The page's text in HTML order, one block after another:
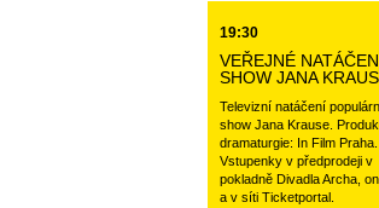
19:30
VEŘEJNÉ
SHOW JANA
Televizní natáčení
show Jana Krause.
dramaturgie: In Film Praha.
Vstupenky v předprodeji v
pokladně Divadla Archa,
a v síti Ticketportal.